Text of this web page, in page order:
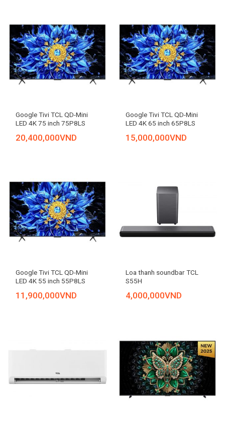
Google Tivi TCL QD-Mini
LED 4K 75 inch 75P8LS
20,400,000VND
Google Tivi TCL QD-Mini
LED 4K 65 inch 65P8LS
15,000,000VND
Google Tivi TCL QD-Mini
LED 4K 55 inch 55P8LS
11,900,000VND
Loa thanh soundbar TCL
S55H
4,000,000VND